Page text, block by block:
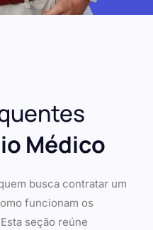
Médico
busca contratar um
funcionam os
seção reúne